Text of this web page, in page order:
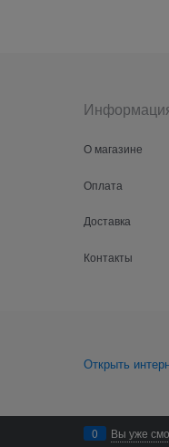
О магазине
Оплата
Доставка
Контакты
Открыть
0 Вы уже